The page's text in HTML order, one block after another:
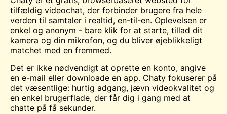
tilfældig videochat, der forbinder brugere fra hele
verden til samtaler i realtid, en-til-en. Oplevelsen er
enkel og anonym - bare klik for at starte, tillad dit
kamera og din mikrofon, og du bliver øjeblikkeligt
matchet med en fremmed.
Det er ikke nødvendigt at oprette en konto, angive
en e-mail eller downloade en app. Chaty fokuserer på
det væsentlige: hurtig adgang, jævn videokvalitet og
en enkel brugerflade, der får dig i gang med at
chatte på få sekunder.